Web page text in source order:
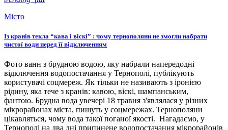
Місто
Із кранів текла “кава і віскі” : чому тернополяни не змогли набрати
чистої води перед її відключенням
Фото ванн з брудною водою, яку набрали напередодні
відключення водопостачання у Тернополі, публікують
користувачі соцмереж. Як тільки не називають з іронією
рідину, яка тече з кранів: кавою, віскі, шампанським,
фантою. Брудна вода увечері 18 травня з'являлася у різних
мікрорайонах міста, пишуть у соцмережах. Тернополяни
цікавляться, чому вода такої поганої якості. Нагадаємо, у
Тернополі на два дні припинене водопостачання мікрорайонів